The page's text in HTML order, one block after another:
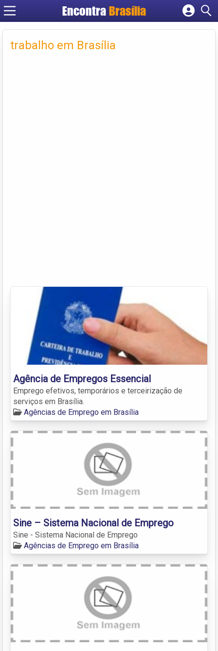
EncontraBrasília
Cadastrar empresa
Criar conta
trabalho em Brasília
Agência de Empregos Essencial
Emprego efetivos, temporários e terceirização de
serviços em Brasília.
Agências de Emprego em Brasília
Sine – Sistema Nacional de Emprego
Sine - Sistema Nacional de Emprego
Agências de Emprego em Brasília